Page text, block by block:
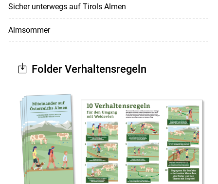
Sicher unterwegs auf Tirols Almen
Almsommer
Folder Verhaltensregeln